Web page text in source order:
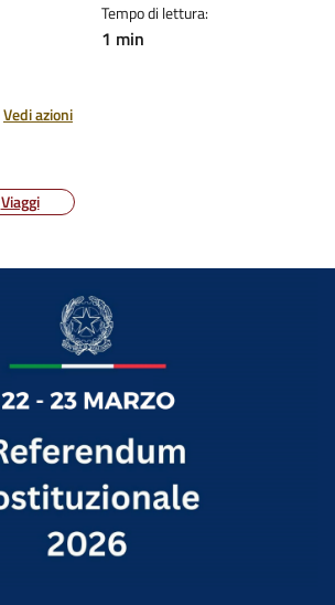
Tempo di lettura:
1 min
Vedi azioni
Viaggi